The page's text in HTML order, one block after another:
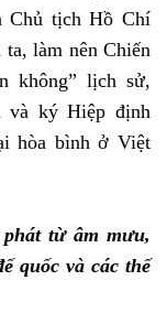
Chủ tịch Hồ Chí
làm nên Chiến
không” lịch sử,
và ký Hiệp định
hòa bình ở Việt
từ âm mưu,
quốc và các thế